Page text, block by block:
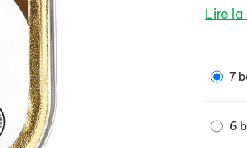
Lire la
7
6